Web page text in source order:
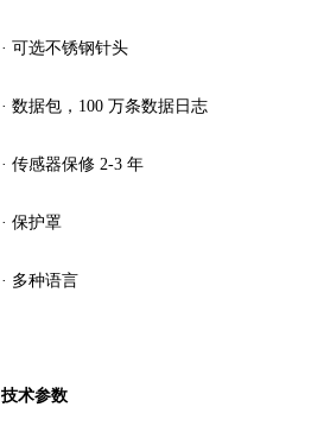
· 可选不锈钢针头
· 数据包，100 万条数据日志
· 传感器保修 2-3 年
· 保护罩
· 多种语言
技术参数